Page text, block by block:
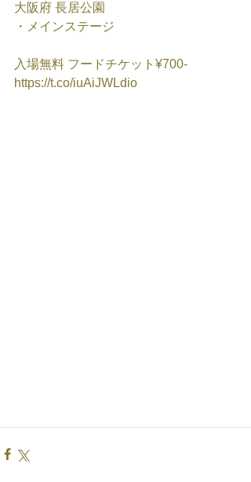
大阪府 長居公園
・メインステージ
入場無料 フードチケット¥700-
https://t.co/iuAiJWLdio